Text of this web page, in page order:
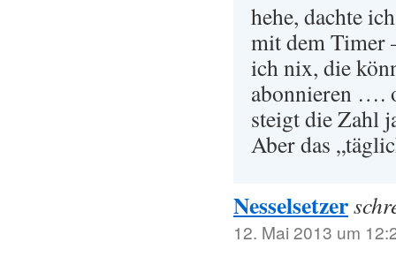
hehe, dachte
mit dem Timer
ich nix, die
abonnieren ….
steigt die Zahl
Aber das
Nesselsetzer
12. Mai 2013 um